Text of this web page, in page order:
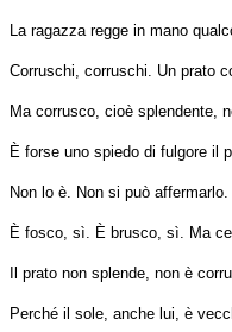
La ragazza regge in mano
Corruschi, corruschi. Un prato
Ma corrusco, cioè splendente,
È forse uno spiedo di fulgore il
Non lo è. Non si può affermarlo.
È fosco, sì. È brusco, sì. Ma
Il prato non splende, non è
Perché il sole, anche lui, è